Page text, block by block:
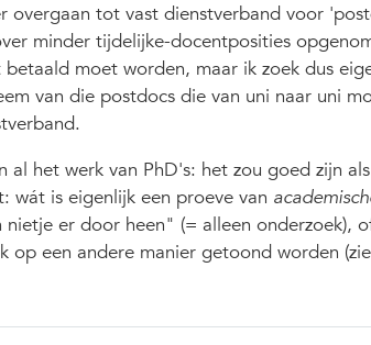
overgaan tot vast dienstverband voor
minder tijdelijke-docentposities
moet worden, maar ik zoek dus
van die postdocs die van uni naar uni
al het werk van PhD's: het zou goed zijn
wát is eigenlijk een proeve van
er door heen" (= alleen onderzoek),
op een andere manier getoond worden